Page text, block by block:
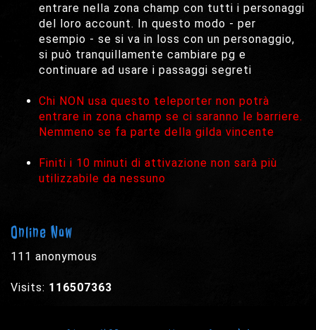
entrare nella zona champ con tutti i personaggi
del loro account. In questo modo - per
esempio - se si va in loss con un personaggio,
si può tranquillamente cambiare pg e
continuare ad usare i passaggi segreti
Chi NON usa questo teleporter non potrà
entrare in zona champ se ci saranno le barriere.
Nemmeno se fa parte della gilda vincente
Finiti i 10 minuti di attivazione non sarà più
utilizzabile da nessuno
Online Now
111 anonymous
Visits: 116507363